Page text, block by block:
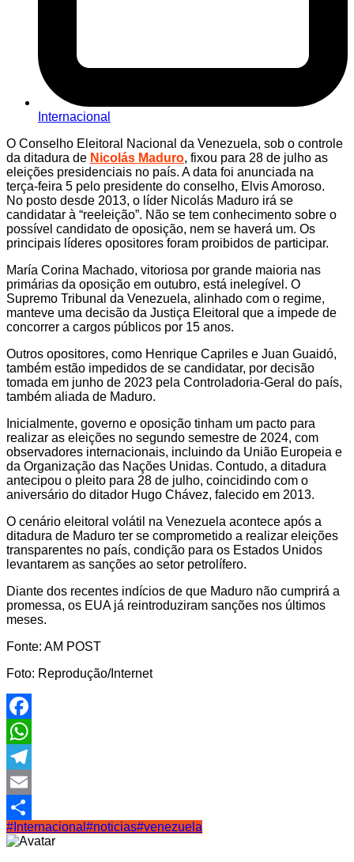
Internacional
O Conselho Eleitoral Nacional da Venezuela, sob o controle
da ditadura de Nicolás Maduro, fixou para 28 de julho as
eleições presidenciais no país. A data foi anunciada na
terça-feira 5 pelo presidente do conselho, Elvis Amoroso.
No posto desde 2013, o líder Nicolás Maduro irá se
candidatar à “reeleição”. Não se tem conhecimento sobre o
possível candidato de oposição, nem se haverá um. Os
principais líderes opositores foram proibidos de participar.
María Corina Machado, vitoriosa por grande maioria nas
primárias da oposição em outubro, está inelegível. O
Supremo Tribunal da Venezuela, alinhado com o regime,
manteve uma decisão da Justiça Eleitoral que a impede de
concorrer a cargos públicos por 15 anos.
Outros opositores, como Henrique Capriles e Juan Guaidó,
também estão impedidos de se candidatar, por decisão
tomada em junho de 2023 pela Controladoria-Geral do país,
também aliada de Maduro.
Inicialmente, governo e oposição tinham um pacto para
realizar as eleições no segundo semestre de 2024, com
observadores internacionais, incluindo da União Europeia e
da Organização das Nações Unidas. Contudo, a ditadura
antecipou o pleito para 28 de julho, coincidindo com o
aniversário do ditador Hugo Chávez, falecido em 2013.
O cenário eleitoral volátil na Venezuela acontece após a
ditadura de Maduro ter se comprometido a realizar eleições
transparentes no país, condição para os Estados Unidos
levantarem as sanções ao setor petrolífero.
Diante dos recentes indícios de que Maduro não cumprirá a
promessa, os EUA já reintroduziram sanções nos últimos
meses.
Fonte: AM POST
Foto: Reprodução/Internet
Facebook
WhatsApp
Telegram
Email
Share
#Internacional #noticias#venezuela